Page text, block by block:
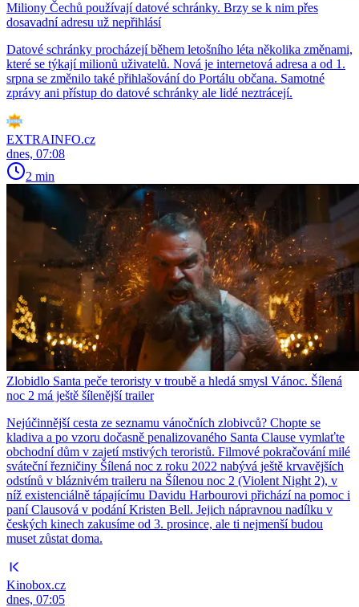
Miliony Čechů používají datové schránky. Brzy se k nim přes
dosavadní adresu už nepřihlásí
Datové schránky procházejí během letošního léta několika změnami,
které se týkají milionů uživatelů. Nová je internetová adresa a od 1.
srpna se změnilo také přihlašování do Portálu občana. Samotné
zprávy ani přístup do datové schránky ale lidé neztrácejí.
EXTRAINFO.cz
dnes, 07:08
2 min
Zlobidlo Santa peče teroristy v troubě a hledá smysl Vánoc. Šílená
noc 2 má ještě šílenější trailer
Nejúčinnější cesta ze seznamu vánočních zlobivců? Chopte se
kladiva a po vzoru dočasně penalizovaného Santa Clause vymlaťte
obchodní dům v zajetí mstivých teroristů. Filmové pokračování milé
sváteční řezničiny Šílená noc z roku 2022 nabývá ještě krvavějších
odstínů v bláznivém traileru na Šílenou noc 2 (Violent Night 2), v
níž existenciálně tápajícímu Davidu Harbourovi přichází na pomoc i
paní Clausová v podání Kristen Bell. Jejich nápravnou nadílku v
českých kinech zakusíme od 3. prosince, ale ti nejmenší budou
muset zůstat doma.
Kinobox.cz
dnes, 07:05